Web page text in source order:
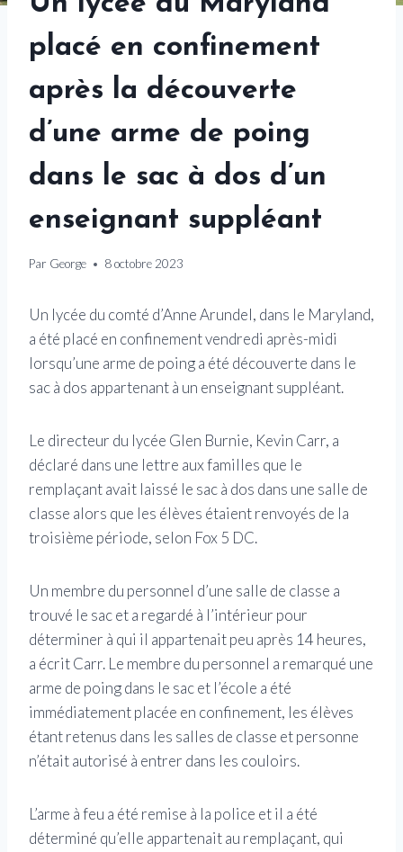
placé en confinement
après la découverte
d’une arme de poing
dans le sac à dos d’un
enseignant suppléant
Par George 8 octobre 2023
Un lycée du comté d’Anne Arundel, dans le Maryland,
a été placé en confinement vendredi après-midi
lorsqu’une arme de poing a été découverte dans le
sac à dos appartenant à un enseignant suppléant.
Le directeur du lycée Glen Burnie, Kevin Carr, a
déclaré dans une lettre aux familles que le
remplaçant avait laissé le sac à dos dans une salle de
classe alors que les élèves étaient renvoyés de la
troisième période, selon Fox 5 DC.
Un membre du personnel d’une salle de classe a
trouvé le sac et a regardé à l’intérieur pour
déterminer à qui il appartenait peu après 14 heures,
a écrit Carr. Le membre du personnel a remarqué une
arme de poing dans le sac et l’école a été
immédiatement placée en confinement, les élèves
étant retenus dans les salles de classe et personne
n’était autorisé à entrer dans les couloirs.
L’arme à feu a été remise à la police et il a été
déterminé qu’elle appartenait au remplaçant, qui